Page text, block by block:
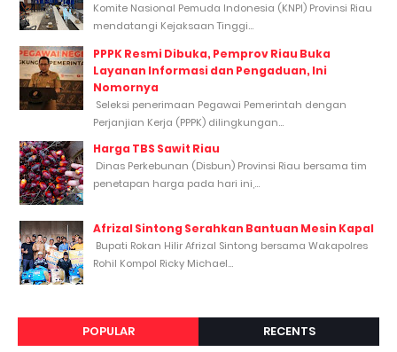
Komite Nasional Pemuda Indonesia (KNPI) Provinsi Riau
mendatangi Kejaksaan Tinggi...
PPPK Resmi Dibuka, Pemprov Riau Buka
Layanan Informasi dan Pengaduan, Ini
Nomornya
Seleksi penerimaan Pegawai Pemerintah dengan
Perjanjian Kerja (PPPK) dilingkungan...
Harga TBS Sawit Riau
Dinas Perkebunan (Disbun) Provinsi Riau bersama tim
penetapan harga pada hari ini,...
Afrizal Sintong Serahkan Bantuan Mesin Kapal
Bupati Rokan Hilir Afrizal Sintong bersama Wakapolres
Rohil Kompol Ricky Michael...
POPULAR RECENTS